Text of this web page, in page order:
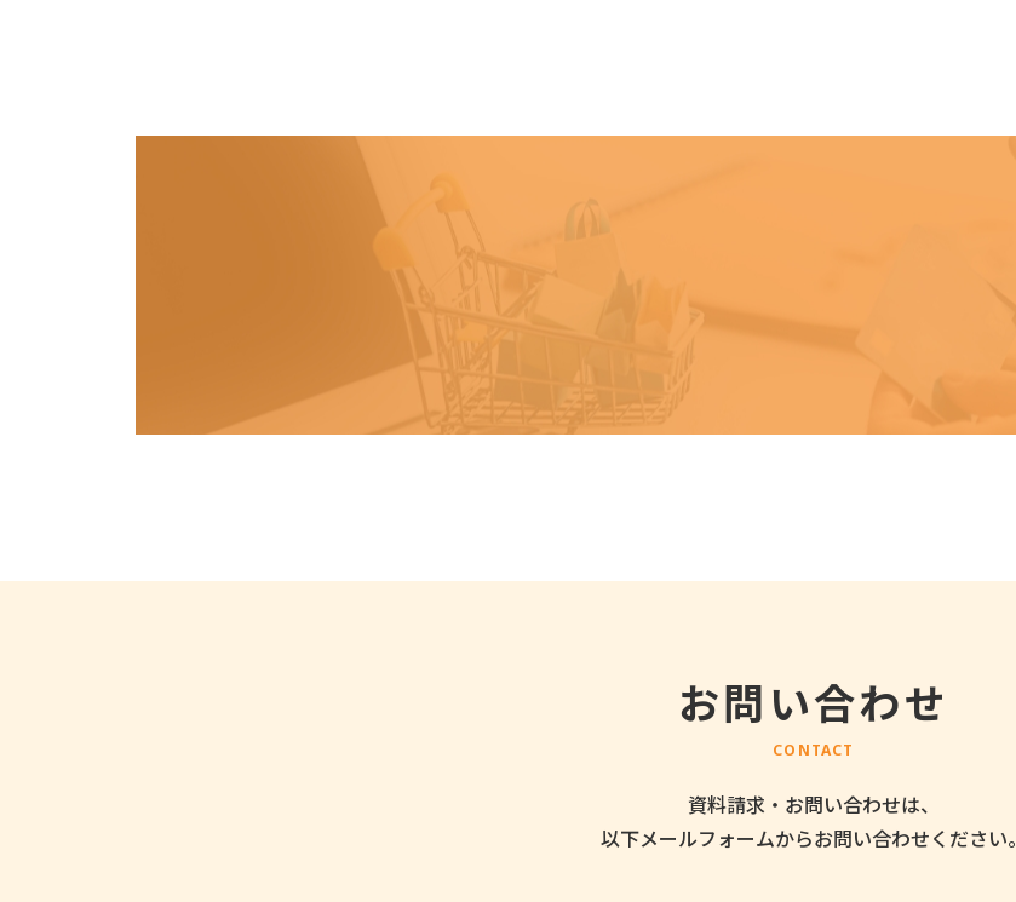
お問い合わせ
CONTACT
資料請求・お問い合わせは、
以下メールフォームからお問い合わせください。